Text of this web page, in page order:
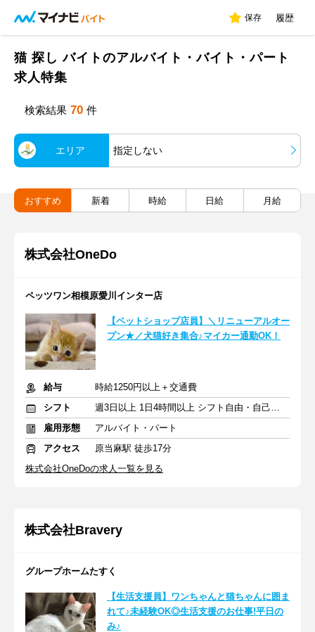
保存 履歴
猫 探し バイトのアルバイト・バイト・パート
求人特集
検索結果 70 件
エリア 指定しない
おすすめ 新着 時給 日給 月給
株式会社OneDo
ペッツワン相模原愛川インター店
【ペットショップ店員】＼リニューアルオー
プン★／犬猫好き集合♪マイカー通勤OK！
給与
時給1250円以上＋交通費
シフト
週3日以上 1日4時間以上 シフト自由・自己申告
雇用形態
アルバイト・パート
アクセス
原当麻駅 徒歩17分
株式会社OneDoの求人一覧を見る
株式会社Bravery
グループホームたすく
【生活支援員】ワンちゃんと猫ちゃんに囲ま
れて♪未経験OK◎生活支援のお仕事!平日の
み♪